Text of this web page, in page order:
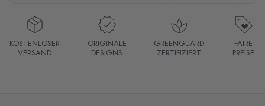
KOSTENLOSER
VERSAND
ORIGINALE
DESIGNS
GREENGUARD
ZERTIFIZIERT
FAIRE
PREISE